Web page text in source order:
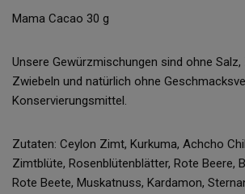
Mama Cacao 30 g
Unsere Gewürzmischungen sind ohne Salz,
Zwiebeln und natürlich ohne
Konservierungsmittel.
Zutaten: Ceylon Zimt, Kurkuma, Achcho
Zimtblüte, Rosenblütenblätter, Rote Beere,
Rote Beete, Muskatnuss, Kardamon,